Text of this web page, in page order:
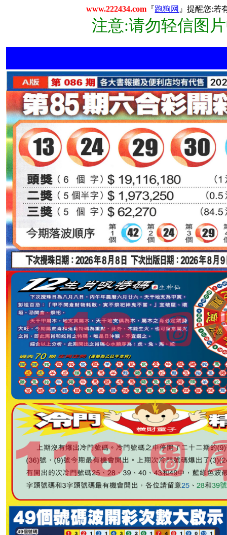
www.222434.com 『跑狗网 』提醒您:若
注意:请勿轻信图